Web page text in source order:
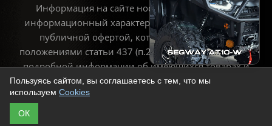
Информация на сайте носит исключительно
информационный характер и не может считаться
публичной офертой, которая определяется
положениями статьи 437 (п.2) ГК РФ. Для получения
подробной информации об имеющихся товарах и
ценах воспользуйтесь контактами, указанными на
Пользуясь сайтом, вы соглашаетесь с тем, что мы
используем Cookies
ОК